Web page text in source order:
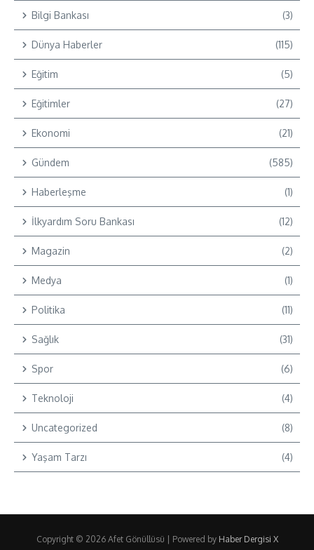
Bilgi Bankası (3)
Dünya Haberler (115)
Eğitim (5)
Eğitimler (27)
Ekonomi (21)
Gündem (585)
Haberleşme (1)
İlkyardım Soru Bankası (12)
Magazin (2)
Medya (1)
Politika (11)
Sağlık (31)
Spor (6)
Teknoloji (4)
Uncategorized (8)
Yaşam Tarzı (4)
Copyright © 2026 Afet Gönüllüsü | Powered by Haber Dergisi X